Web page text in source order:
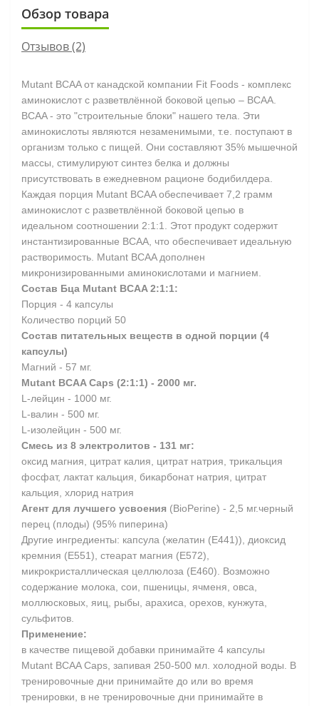
Обзор товара
Отзывов (2)
Mutant BCAA от канадской компании Fit Foods - комплекс
аминокислот с разветвлённой боковой цепью – ВСАА.
BCAA - это "строительные блоки" нашего тела. Эти
аминокислоты являются незаменимыми, т.е. поступают в
организм только с пищей. Они составляют 35% мышечной
массы, стимулируют синтез белка и должны
присутствовать в ежедневном рационе бодибилдера.
Каждая порция Mutant BCAA обеспечивает 7,2 грамм
аминокислот с разветвлённой боковой цепью в
идеальном соотношении 2:1:1. Этот продукт содержит
инстантизированные ВСАА, что обеспечивает идеальную
растворимость. Mutant BCAA дополнен
микронизированными аминокислотами и магнием.
Состав Бца Mutant BCAA 2:1:1:
Порция - 4 капсулы
Количество порций 50
Состав питательных веществ в одной порции (4
капсулы)
Магний - 57 мг.
Mutant BCAA Caps (2:1:1) - 2000 мг.
L-лейцин - 1000 мг.
L-валин - 500 мг.
L-изолейцин - 500 мг.
Смесь из 8 электролитов - 131 мг:
оксид магния, цитрат калия, цитрат натрия, трикальция
фосфат, лактат кальция, бикарбонат натрия, цитрат
кальция, хлорид натрия
Агент для лучшего усвоения (BioPerine) - 2,5 мг.черный
перец (плоды) (95% пиперина)
Другие ингредиенты: капсула (желатин (Е441)), диоксид
кремния (Е551), стеарат магния (Е572),
микрокристаллическая целлюлоза (Е460). Возможно
содержание молока, сои, пшеницы, ячменя, овса,
моллюсковых, яиц, рыбы, арахиса, орехов, кунжута,
сульфитов.
Применение:
в качестве пищевой добавки принимайте 4 капсулы
Mutant BCAA Caps, запивая 250-500 мл. холодной воды. В
тренировочные дни принимайте до или во время
тренировки, в не тренировочные дни принимайте в